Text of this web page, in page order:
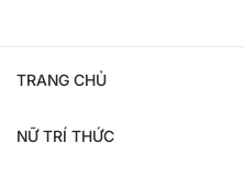
TRANG CHỦ
NỮ TRÍ THỨC